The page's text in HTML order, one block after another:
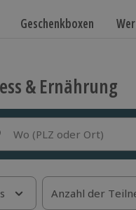
Geschenkboxen
& Ernährung
Wo (PLZ oder Ort)
Anzahl der